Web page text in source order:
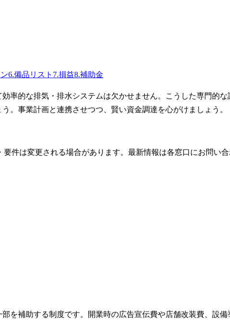
6.備品リスト 7.損益8.補助金
率的な排気・排水システムは欠かせません。こうした専門的
。事業計画と連携させつつ、賢い資金調達を心がけましょう。
件は変更される場合があります。最新情報は各窓口にお問い合
を補助する制度です。開業時の広告宣伝費や店舗改装費、設備